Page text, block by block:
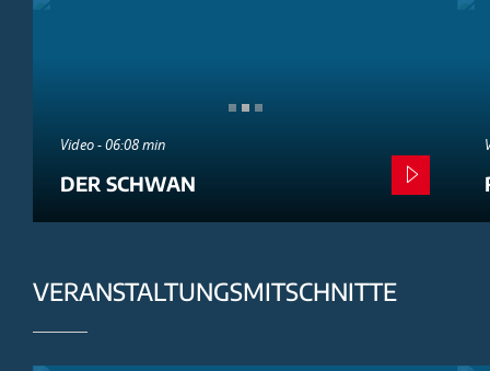
Video - 06:08 min
DER SCHWAN
VERANSTALTUNGSMITSCHNITTE